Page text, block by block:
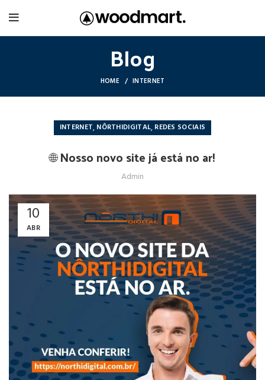
Blog
HOME INTERNET
INTERNET, NÔRTHIDIGITAL, REDES SOCIAIS
🌐 Nosso novo site já está no ar!
Admin
10
ABR